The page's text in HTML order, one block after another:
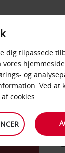
&
dig tilpassede
og
Ved at
cookies.